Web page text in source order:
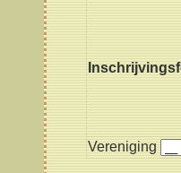
Vereniging